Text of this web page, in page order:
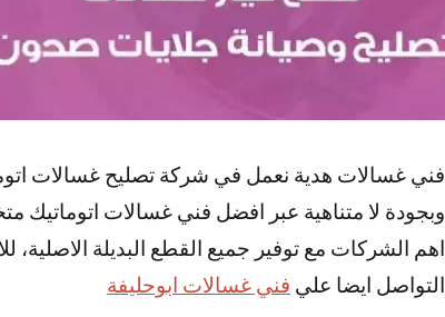
فني غسالات هدية نعمل في شركة تصليح غسالات
وبجودة لا متناهية عبر افضل فني غسالات اتوماتيك
اهم الشركات مع توفير جميع القطع البديلة
التواصل ايضا علي فني غسالات ابوحليفة